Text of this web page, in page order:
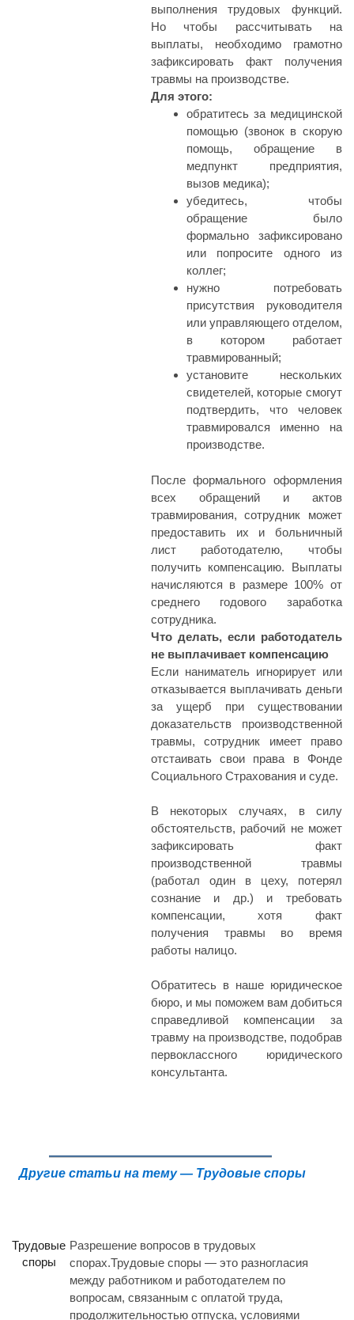
выполнения трудовых функций.
Но чтобы рассчитывать на
выплаты, необходимо грамотно
зафиксировать факт получения
травмы на производстве.
Для этого:
обратитесь за медицинской
помощью (звонок в скорую
помощь, обращение в
медпункт предприятия,
вызов медика);
убедитесь, чтобы
обращение было
формально зафиксировано
или попросите одного из
коллег;
нужно потребовать
присутствия руководителя
или управляющего отделом,
в котором работает
травмированный;
установите нескольких
свидетелей, которые смогут
подтвердить, что человек
травмировался именно на
производстве.
После формального оформления
всех обращений и актов
травмирования, сотрудник может
предоставить их и больничный
лист работодателю, чтобы
получить компенсацию. Выплаты
начисляются в размере 100% от
среднего годового заработка
сотрудника.
Что делать, если работодатель
не выплачивает компенсацию
Если наниматель игнорирует или
отказывается выплачивать деньги
за ущерб при существовании
доказательств производственной
травмы, сотрудник имеет право
отстаивать свои права в Фонде
Социального Страхования и суде.
В некоторых случаях, в силу
обстоятельств, рабочий не может
зафиксировать факт
производственной травмы
(работал один в цеху, потерял
сознание и др.) и требовать
компенсации, хотя факт
получения травмы во время
работы налицо.
Обратитесь в наше юридическое
бюро, и мы поможем вам добиться
справедливой компенсации за
травму на производстве, подобрав
первоклассного юридического
консультанта.
Другие статьи на тему — Трудовые споры
Трудовые
споры
Разрешение вопросов в трудовых
спорах.Трудовые споры — это разногласия
между работником и работодателем по
вопросам, связанным с оплатой труда,
продолжительностью отпуска, условиями